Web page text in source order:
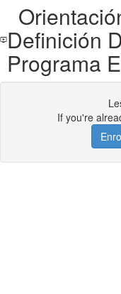
Definición
Programa
If you're